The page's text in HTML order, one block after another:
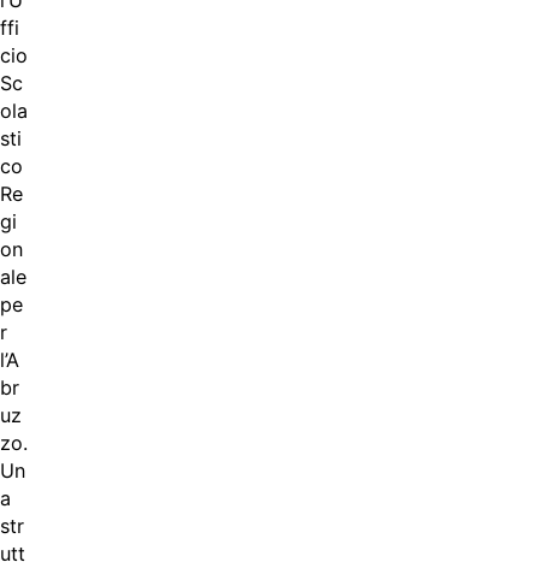
ffi
cio
Sc
ola
sti
co
Re
gi
on
ale
pe
r
l’A
br
uz
zo.
Un
a
str
utt